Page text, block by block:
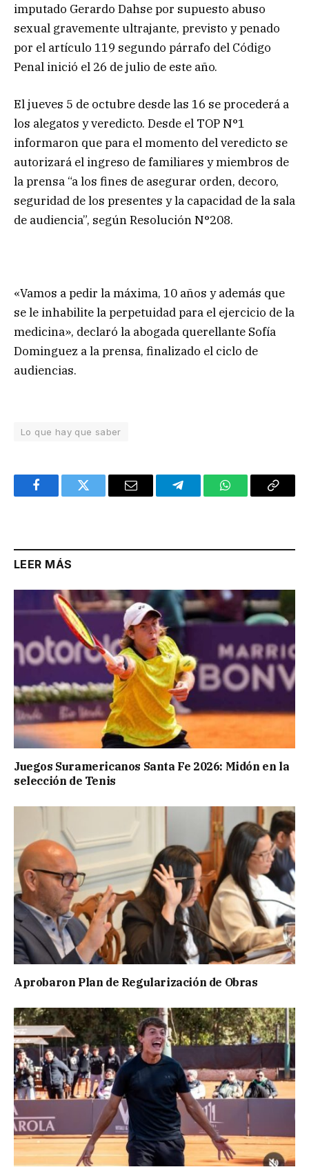
imputado Gerardo Dahse por supuesto abuso
sexual gravemente ultrajante, previsto y penado
por el artículo 119 segundo párrafo del Código
Penal inició el 26 de julio de este año.
El jueves 5 de octubre desde las 16 se procederá a
los alegatos y veredicto. Desde el TOP N°1
informaron que para el momento del veredicto se
autorizará el ingreso de familiares y miembros de
la prensa “a los fines de asegurar orden, decoro,
seguridad de los presentes y la capacidad de la sala
de audiencia”, según Resolución N°208.
«Vamos a pedir la máxima, 10 años y además que
se le inhabilite la perpetuidad para el ejercicio de la
medicina», declaró la abogada querellante Sofía
Dominguez a la prensa, finalizado el ciclo de
audiencias.
Lo que hay que saber
FacebookTwitter Email TelegramWhatsAppCopy
LEER MÁS
Juegos Suramericanos Santa Fe 2026: Midón en la
selección de Tenis
Aprobaron Plan de Regularización de Obras